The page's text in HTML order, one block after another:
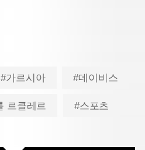
#가르시아 #데이비스
르클레르 #스포츠